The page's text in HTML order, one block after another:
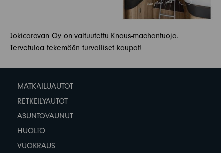
Jokicaravan Oy on valtuutettu Knaus-maahantuoja.
Tervetuloa tekemään turvalliset kaupat!
MATKAILUAUTOT
RETKEILYAUTOT
ASUNTOVAUNUT
HUOLTO
VUOKRAUS